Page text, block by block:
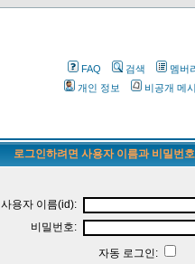
FAQ 검색 멤버
개인 정보
비공개 메
로그인하려면 사용자 이름과 비밀번
사용자 이름(id):
비밀번호:
자동 로그인: